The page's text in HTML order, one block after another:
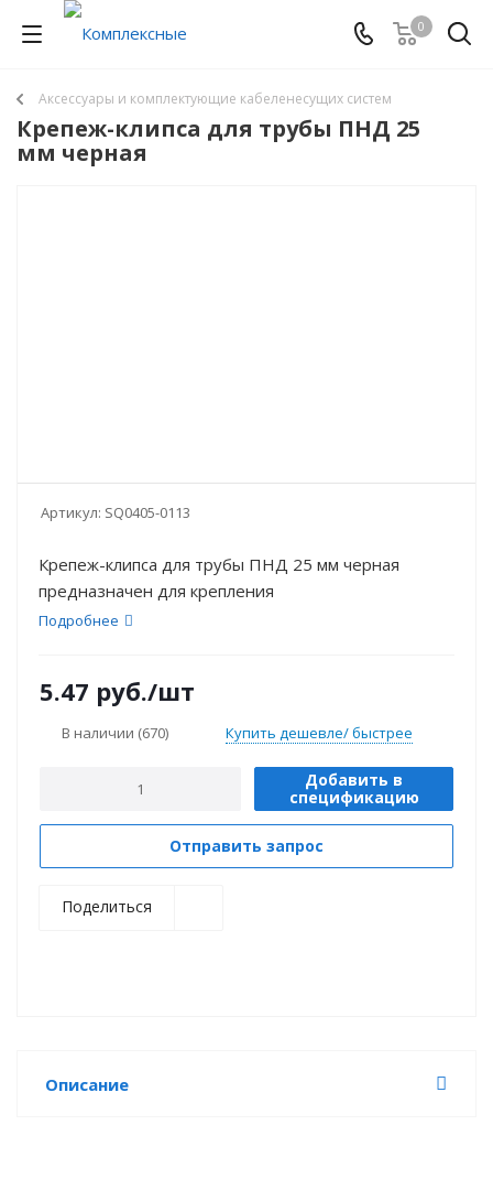
0
Аксессуары и комплектующие кабеленесущих систем
Крепеж-клипса для трубы ПНД 25
мм черная
Артикул: SQ0405-0113
Крепеж-клипса для трубы ПНД 25 мм черная
предназначен для крепления
Подробнее
5.47 руб./шт
В наличии (670) Купить дешевле/ быстрее
Добавить в
спецификацию
Отправить запрос
Поделиться
Описание